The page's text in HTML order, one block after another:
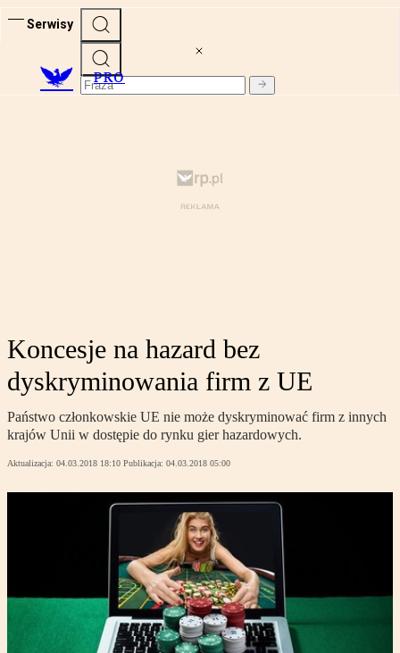
Serwisy
PRO
Koncesje na hazard bez
dyskryminowania firm z UE
Państwo członkowskie UE nie może dyskryminować firm z innych
krajów Unii w dostępie do rynku gier hazardowych.
Aktualizacja: 04.03.2018 18:10 Publikacja: 04.03.2018 05:00